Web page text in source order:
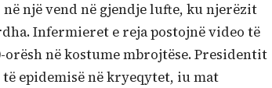
një vend në gjendje lufte, ku njerëzit
Infermieret e reja postojnë video të
në kostume mbrojtëse. Presidentit
epidemisë në kryeqytet, iu mat